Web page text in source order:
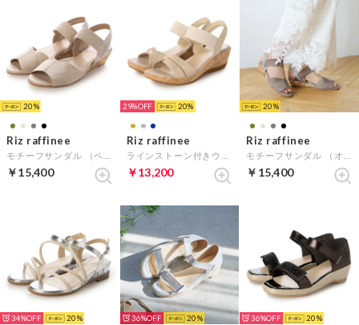
20
Riz raffinee
￥15,400
29% 20
Riz raffinee
￥13,200
20
Riz raffinee
￥15,400
34% 20 36% 20 36% 20